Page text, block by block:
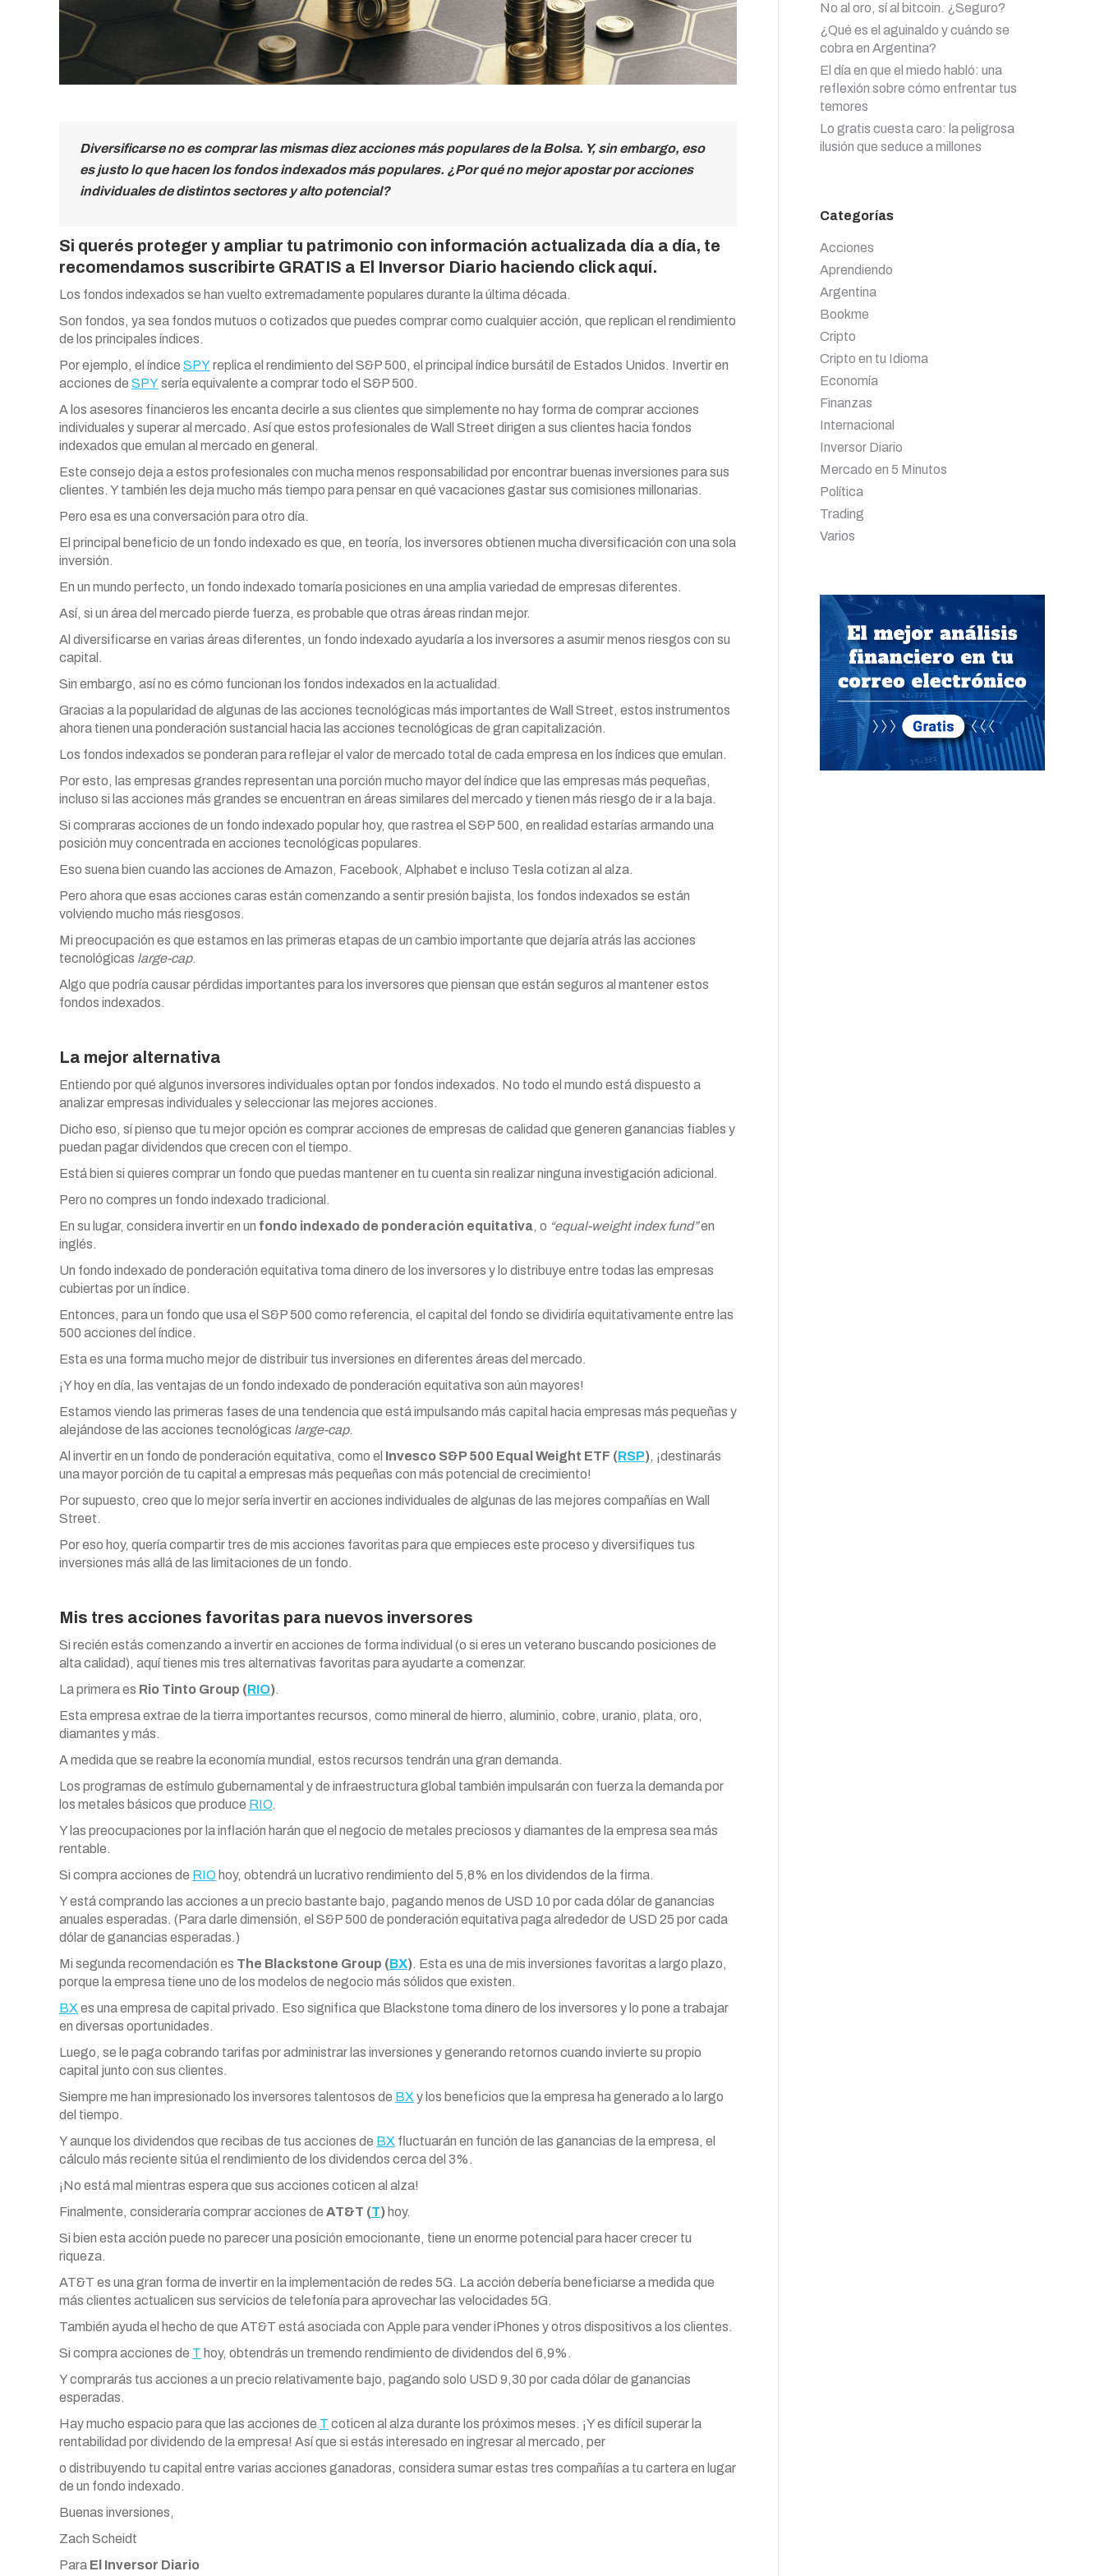
Diversificarse no es comprar las mismas diez acciones más populares de la Bolsa. Y, sin embargo, eso
es justo lo que hacen los fondos indexados más populares. ¿Por qué no mejor apostar por acciones
individuales de distintos sectores y alto potencial?
Si querés proteger y ampliar tu patrimonio con información actualizada día a día, te
recomendamos suscribirte GRATIS a El Inversor Diario haciendo click aquí.
Los fondos indexados se han vuelto extremadamente populares durante la última década.
Son fondos, ya sea fondos mutuos o cotizados que puedes comprar como cualquier acción, que replican el rendimiento
de los principales índices.
Por ejemplo, el índice SPYreplica el rendimiento del S&P 500, el principal índice bursátil de Estados Unidos. Invertir en
acciones de SPYsería equivalente a comprar todo el S&P 500.
A los asesores financieros les encanta decirle a sus clientes que simplemente no hay forma de comprar acciones
individuales y superar al mercado. Así que estos profesionales de Wall Street dirigen a sus clientes hacia fondos
indexados que emulan al mercado en general.
Este consejo deja a estos profesionales con mucha menos responsabilidad por encontrar buenas inversiones para sus
clientes. Y también les deja mucho más tiempo para pensar en qué vacaciones gastar sus comisiones millonarias.
Pero esa es una conversación para otro día.
El principal beneficio de un fondo indexado es que, en teoría, los inversores obtienen mucha diversificación con una sola
inversión.
En un mundo perfecto, un fondo indexado tomaría posiciones en una amplia variedad de empresas diferentes.
Así, si un área del mercado pierde fuerza, es probable que otras áreas rindan mejor.
Al diversificarse en varias áreas diferentes, un fondo indexado ayudaría a los inversores a asumir menos riesgos con su
capital.
Sin embargo, así no es cómo funcionan los fondos indexados en la actualidad.
Gracias a la popularidad de algunas de las acciones tecnológicas más importantes de Wall Street, estos instrumentos
ahora tienen una ponderación sustancial hacia las acciones tecnológicas de gran capitalización.
Los fondos indexados se ponderan para reflejar el valor de mercado total de cada empresa en los índices que emulan.
Por esto, las empresas grandes representan una porción mucho mayor del índice que las empresas más pequeñas,
incluso si las acciones más grandes se encuentran en áreas similares del mercado y tienen más riesgo de ir a la baja.
Si compraras acciones de un fondo indexado popular hoy, que rastrea el S&P 500, en realidad estarías armando una
posición muy concentrada en acciones tecnológicas populares.
Eso suena bien cuando las acciones de Amazon, Facebook, Alphabet e incluso Tesla cotizan al alza.
Pero ahora que esas acciones caras están comenzando a sentir presión bajista, los fondos indexados se están
volviendo mucho más riesgosos.
Mi preocupación es que estamos en las primeras etapas de un cambio importante que dejaría atrás las acciones
tecnológicas large-cap.
Algo que podría causar pérdidas importantes para los inversores que piensan que están seguros al mantener estos
fondos indexados.
La mejor alternativa
Entiendo por qué algunos inversores individuales optan por fondos indexados. No todo el mundo está dispuesto a
analizar empresas individuales y seleccionar las mejores acciones.
Dicho eso, sí pienso que tu mejor opción es comprar acciones de empresas de calidad que generen ganancias fiables y
puedan pagar dividendos que crecen con el tiempo.
Está bien si quieres comprar un fondo que puedas mantener en tu cuenta sin realizar ninguna investigación adicional.
Pero no compres un fondo indexado tradicional.
En su lugar, considera invertir en un fondo indexado de ponderación equitativa, o “equal-weight index fund”en
inglés.
Un fondo indexado de ponderación equitativa toma dinero de los inversores y lo distribuye entre todas las empresas
cubiertas por un índice.
Entonces, para un fondo que usa el S&P 500 como referencia, el capital del fondo se dividiría equitativamente entre las
500 acciones del índice.
Esta es una forma mucho mejor de distribuir tus inversiones en diferentes áreas del mercado.
¡Y hoy en día, las ventajas de un fondo indexado de ponderación equitativa son aún mayores!
Estamos viendo las primeras fases de una tendencia que está impulsando más capital hacia empresas más pequeñas y
alejándose de las acciones tecnológicas large-cap.
Al invertir en un fondo de ponderación equitativa, como el Invesco S&P 500 Equal Weight ETF (RSP), ¡destinarás
una mayor porción de tu capital a empresas más pequeñas con más potencial de crecimiento!
Por supuesto, creo que lo mejor sería invertir en acciones individuales de algunas de las mejores compañías en Wall
Street.
Por eso hoy, quería compartir tres de mis acciones favoritas para que empieces este proceso y diversifiques tus
inversiones más allá de las limitaciones de un fondo.
Mis tres acciones favoritas para nuevos inversores
Si recién estás comenzando a invertir en acciones de forma individual (o si eres un veterano buscando posiciones de
alta calidad), aquí tienes mis tres alternativas favoritas para ayudarte a comenzar.
La primera es Rio Tinto Group (RIO).
Esta empresa extrae de la tierra importantes recursos, como mineral de hierro, aluminio, cobre, uranio, plata, oro,
diamantes y más.
A medida que se reabre la economía mundial, estos recursos tendrán una gran demanda.
Los programas de estímulo gubernamental y de infraestructura global también impulsarán con fuerza la demanda por
los metales básicos que produce RIO.
Y las preocupaciones por la inflación harán que el negocio de metales preciosos y diamantes de la empresa sea más
rentable.
Si compra acciones de RIO hoy, obtendrá un lucrativo rendimiento del 5,8% en los dividendos de la firma.
Y está comprando las acciones a un precio bastante bajo, pagando menos de USD 10 por cada dólar de ganancias
anuales esperadas. (Para darle dimensión, el S&P 500 de ponderación equitativa paga alrededor de USD 25 por cada
dólar de ganancias esperadas.)
Mi segunda recomendación es The Blackstone Group (BX). Esta es una de mis inversiones favoritas a largo plazo,
porque la empresa tiene uno de los modelos de negocio más sólidos que existen.
BX es una empresa de capital privado. Eso significa que Blackstone toma dinero de los inversores y lo pone a trabajar
en diversas oportunidades.
Luego, se le paga cobrando tarifas por administrar las inversiones y generando retornos cuando invierte su propio
capital junto con sus clientes.
Siempre me han impresionado los inversores talentosos de BX y los beneficios que la empresa ha generado a lo largo
del tiempo.
Y aunque los dividendos que recibas de tus acciones de BX fluctuarán en función de las ganancias de la empresa, el
cálculo más reciente sitúa el rendimiento de los dividendos cerca del 3%.
¡No está mal mientras espera que sus acciones coticen al alza!
Finalmente, consideraría comprar acciones de AT&T (T) hoy.
Si bien esta acción puede no parecer una posición emocionante, tiene un enorme potencial para hacer crecer tu
riqueza.
AT&T es una gran forma de invertir en la implementación de redes 5G. La acción debería beneficiarse a medida que
más clientes actualicen sus servicios de telefonía para aprovechar las velocidades 5G.
También ayuda el hecho de que AT&T está asociada con Apple para vender iPhones y otros dispositivos a los clientes.
Si compra acciones de T hoy, obtendrás un tremendo rendimiento de dividendos del 6,9%.
Y comprarás tus acciones a un precio relativamente bajo, pagando solo USD 9,30 por cada dólar de ganancias
esperadas.
Hay mucho espacio para que las acciones de T coticen al alza durante los próximos meses. ¡Y es difícil superar la
rentabilidad por dividendo de la empresa! Así que si estás interesado en ingresar al mercado, per
o distribuyendo tu capital entre varias acciones ganadoras, considera sumar estas tres compañías a tu cartera en lugar
de un fondo indexado.
Buenas inversiones,
Zach Scheidt
Para El Inversor Diario
No al oro, sí al bitcoin. ¿Seguro?
¿Qué es el aguinaldo y cuándo se
cobra en Argentina?
El día en que el miedo habló: una
reflexión sobre cómo enfrentar tus
temores
Lo gratis cuesta caro: la peligrosa
ilusión que seduce a millones
Categorías
Acciones
Aprendiendo
Argentina
Bookme
Cripto
Cripto en tu Idioma
Economía
Finanzas
Internacional
Inversor Diario
Mercado en 5 Minutos
Política
Trading
Varios